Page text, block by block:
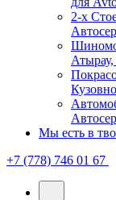
2-х
Мы есть в
+7 (778) 746 01 67